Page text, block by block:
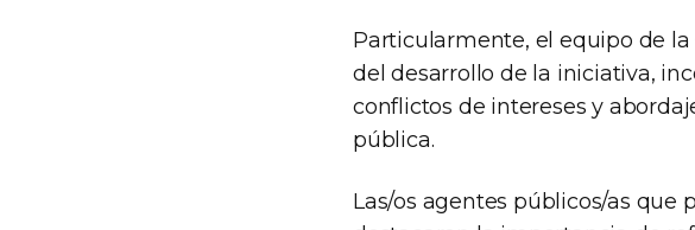
Particularmente, el equipo de
del desarrollo de la iniciativa,
conflictos de intereses y
pública.
Las/os agentes públicos/as